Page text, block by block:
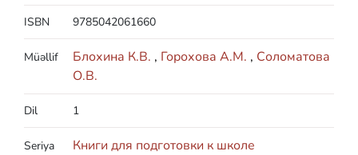
ISBN 9785042061660
Müəllif Блохина К.В. , Горохова А.М. , Соломатова
О.В.
Dil 1
Seriya Книги для подготовки к школе